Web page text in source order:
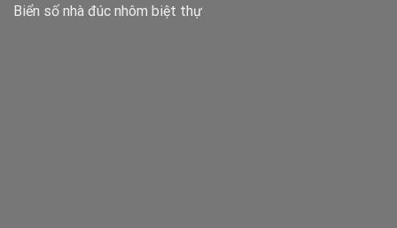
Biển số nhà đúc nhôm biệt thự